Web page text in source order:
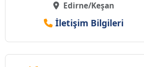
Edirne/Keşan
İletişim Bilgileri